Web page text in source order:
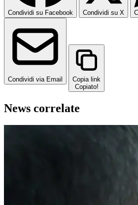
Condividi su Facebook Condividi su X
Condividi via Email
Copia link
Copiato!
News correlate